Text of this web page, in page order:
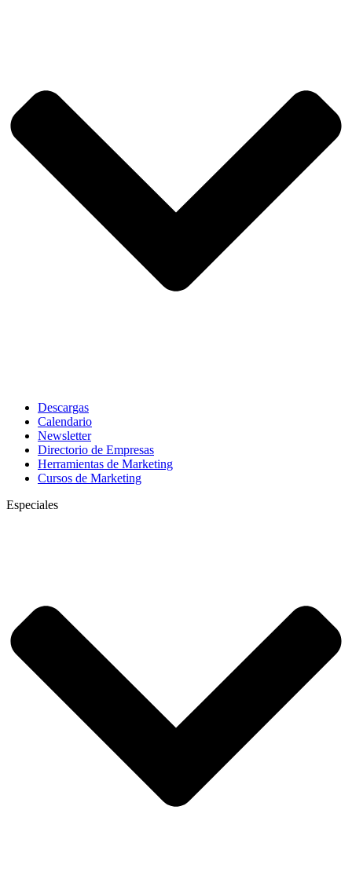
Descargas
Calendario
Newsletter
Directorio de Empresas
Herramientas de Marketing
Cursos de Marketing
Especiales